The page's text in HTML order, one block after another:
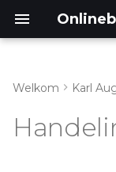
Welkom Karl